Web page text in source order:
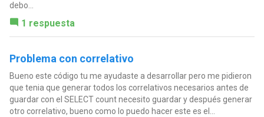
debo...
1 respuesta
Problema con correlativo
Bueno este código tu me ayudaste a desarrollar pero me pidieron
que tenia que generar todos los correlativos necesarios antes de
guardar con el SELECT count necesito guardar y después generar
otro correlativo, bueno como lo puedo hacer este es el...